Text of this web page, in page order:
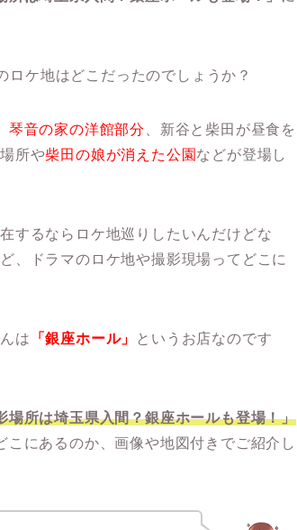
ケ地はどこだったのでしょうか？
琴音の家の洋館部分
、新谷と柴田が昼食を
所や柴田の娘が消えた公園 などが登場し
するならロケ地巡りしたいんだけどな
、ドラマのロケ地や撮影現場ってどこに
は 「銀座ホール」
というお店なのです
所は埼玉県入間？銀座ホールも登場！」
にあるのか、画像や地図付きでご紹介し